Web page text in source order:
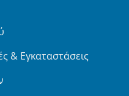
& Εγκαταστάσεις